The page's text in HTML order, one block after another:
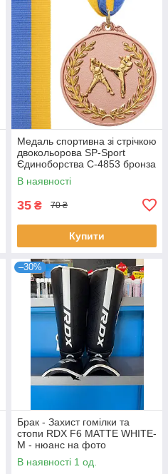
Медаль спортивна зі стрічкою
двокольорова SP-Sport
Єдиноборства C-4853 бронза
В наявності
35 ₴ 70 ₴
Купити
–30%
Брак - Захист гомілки та
стопи RDX F6 MATTE WHITE-
M - нюанс на фото
В наявності 1 од.